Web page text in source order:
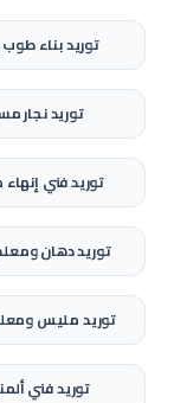
توريدبناء طوب
توريدنجار
توريدفني إنهاء
توريددهان
توريدمليس
توريدفني